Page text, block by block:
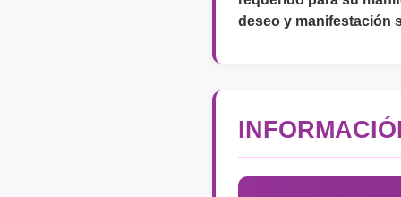
deseo y manifestación